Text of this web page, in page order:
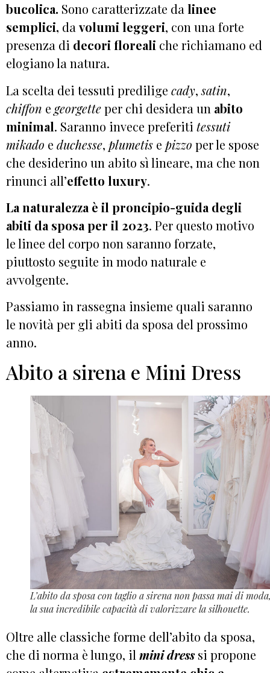
bucolica. Sono caratterizzate da linee
semplici, da volumi leggeri, con una forte
presenza di decori floreali che richiamano ed
elogiano la natura.
La scelta dei tessuti predilige cady,satin,
chiffon e georgetteper chi desidera un abito
minimal. Saranno invece preferiti tessuti
mikado e duchesse, plumetis e pizzo per le spose
che desiderino un abito sì lineare, ma che non
rinunci all’effetto luxury.
La naturalezza è il proncipio-guida degli
abiti da sposa per il 2023. Per questo motivo
le linee del corpo non saranno forzate,
piuttosto seguite in modo naturale e
avvolgente.
Passiamo in rassegna insieme quali saranno
le novità per gli abiti da sposa del prossimo
anno.
Abito a sirena e Mini Dress
L’abito da sposa con taglio a sirena non passa mai di
la sua incredibile capacità di valorizzare la silhouette.
Oltre alle classiche forme dell’abito da sposa,
che di norma è lungo, il mini dresssi propone